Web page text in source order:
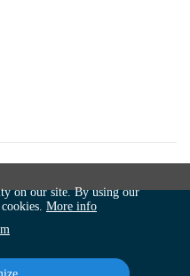
on our site. By using our
More info